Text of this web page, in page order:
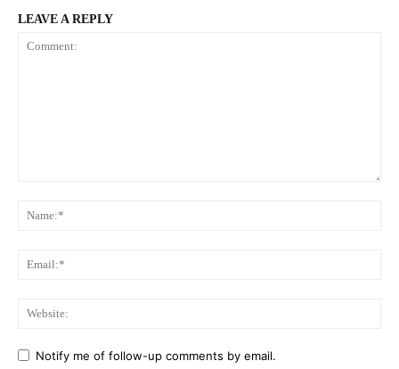
LEAVE A REPLY
Notify me of follow-up comments by email.